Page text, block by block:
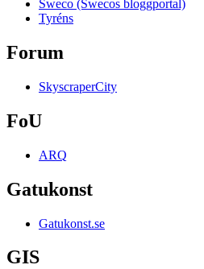
Sweco (Swecos bloggportal)
Tyréns
Forum
SkyscraperCity
FoU
ARQ
Gatukonst
Gatukonst.se
GIS